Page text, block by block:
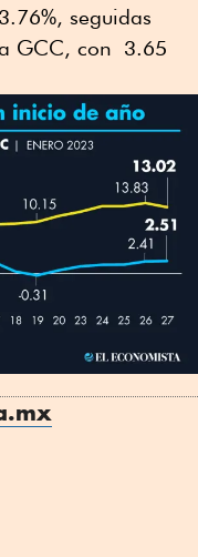
seguidas
GCC, con 3.65